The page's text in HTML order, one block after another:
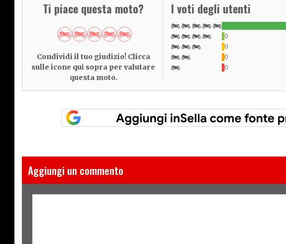
Ti piace questa moto?
Condividi il tuo giudizio! Clicca
sulle icone qui sopra per valutare
questa moto.
I voti degli utenti
0
0
0
0
Aggiungi un commento